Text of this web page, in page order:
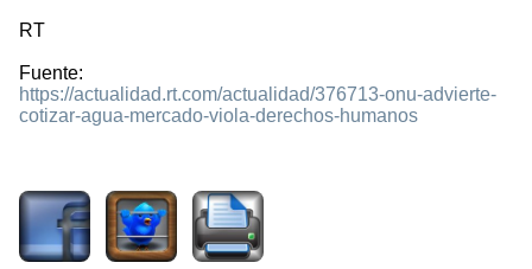
RT
Fuente:
https://actualidad.rt.com/actualidad/376713-onu-advierte-
cotizar-agua-mercado-viola-derechos-humanos